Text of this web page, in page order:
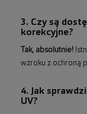
3. Czy są
korekcyjne?
Tak, absolutnie!
wzroku z ochroną
4. Jak
UV?